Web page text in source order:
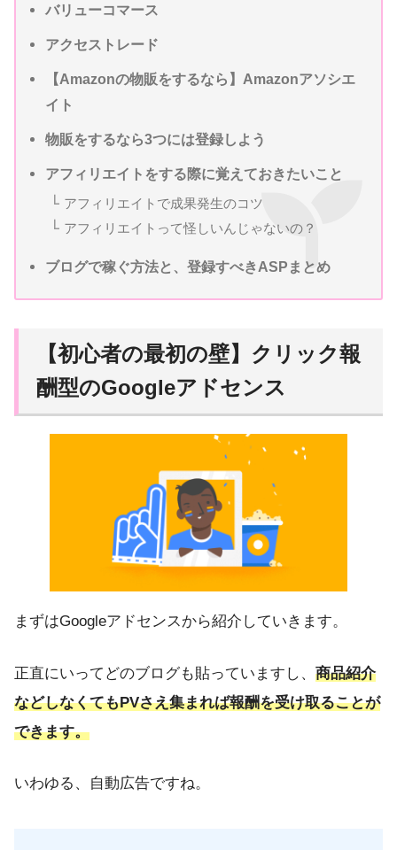
バリューコマース
アクセストレード
【Amazonの物販をするなら】Amazonアソシエ
イト
物販をするなら3つには登録しよう
アフィリエイトをする際に覚えておきたいこと
アフィリエイトで成果発生のコツ
アフィリエイトって怪しいんじゃないの？
ブログで稼ぐ方法と、登録すべきASPまとめ
【初心者の最初の壁】クリック報
酬型のGoogleアドセンス
まずはGoogleアドセンスから紹介していきます。
正直にいってどのブログも貼っていますし、 商品紹介
などしなくてもPVさえ集まれば報酬を受け取ることが
できます。
いわゆる、自動広告ですね。